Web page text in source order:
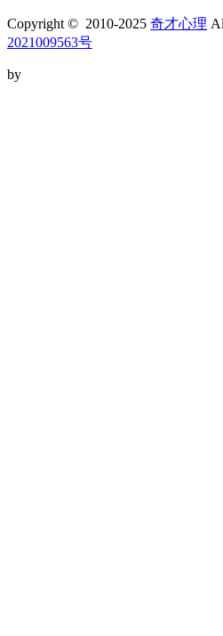
Copyright © 2010-2025 奇才心理
2021009563号
by